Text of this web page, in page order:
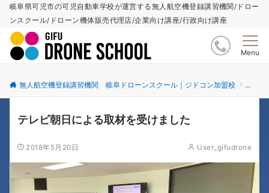
岐阜県可児市の可児自動車学校が運営する無人航空機登録講習機関/ドロー
ンスクール/ドローン機体販売代理店/企業向け講座/行政向け講座
Menu
無人航空機登録講習機関 岐阜ドローンスクール｜ジドコン加盟校 更新
テレビ朝日による取材を受けました
2018年5月20日 User_gifudrone